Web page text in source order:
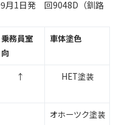
1日発 回9048D（釧路
乗務員室
向
車体塗色
↑ HET塗装
オホーツク塗装